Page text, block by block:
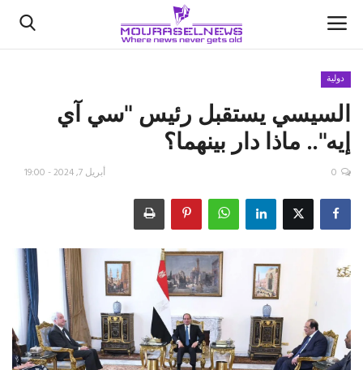
الأخبار
كتّابنا
اقتصاد
علوم وتكنولوجيا
فيديو
دولية
السيسي يستقبل رئيس "سي آي
إيه".. ماذا دار بينهما؟
أبريل 7, 2024 - 19:00 0